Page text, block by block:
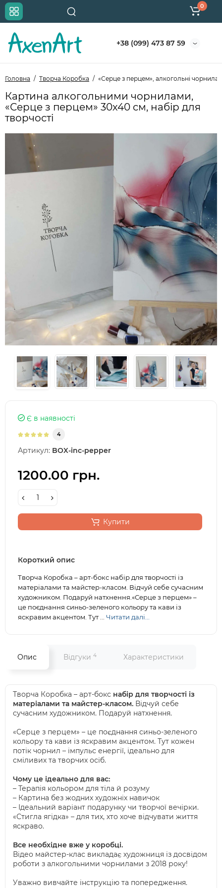
+38 (099) 473 87 59
0
Головна Творча Коробка «Серце з перцем», алкогольні
Картина алкогольними чорнилами,
«Серце з перцем» 30х40 см, набір для
творчості
Є в наявності
4
Артикул: BOX-inc-pepper
1200.00 грн.
Купити
Короткий опис
Творча Коробка – арт-бокс набір для творчості із
матеріалами та майстер-класом. Відчуй себе сучасним
художником. Подаруй натхнення.«Серце з перцем» –
це поєднання синьо-зеленого кольору та кави із
яскравим акцентом. Тут ... Читати далі...
Опис Відгуки 4 Характеристики
Творча Коробка – арт-бокс набір для творчості із
матеріалами та майстер-класом. Відчуй себе
сучасним художником. Подаруй натхнення.
«Серце з перцем» – це поєднання синьо-зеленого
кольору та кави із яскравим акцентом. Тут кожен
потік чорнил – імпульс енергії, ідеально для
сміливих та творчих осіб.
Чому це ідеально для вас:
– Терапія кольором для тіла й розуму
– Картина без жодних художніх навичок
– Ідеальний варіант подарунку чи творчої вечірки.
«Стигла ягідка» – для тих, хто хоче відчувати життя
яскраво.
Все необхідне вже у коробці.
Відео майстер-клас викладає художниця із досвідом
роботи з алкогольними чорнилами з 2018 року!
Уважно вивчайте інструкцію та попередження.